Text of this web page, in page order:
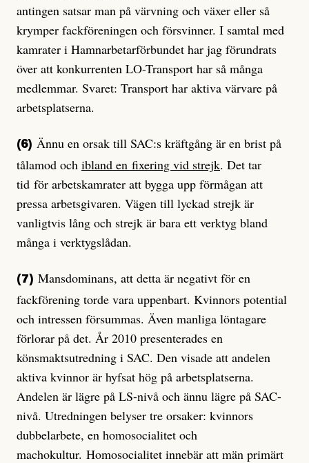
antingen satsar man på värvning och växer eller så
krymper fackföreningen och försvinner. I samtal med
kamrater i Hamnarbetarförbundet har jag förundrats
över att konkurrenten LO-Transport har så många
medlemmar. Svaret: Transport har aktiva värvare på
arbetsplatserna.
(6) Ännu en orsak till SAC:s kräftgång är en brist på
tålamod och ibland en fixering vid strejk. Det tar
tid för arbetskamrater att bygga upp förmågan att
pressa arbetsgivaren. Vägen till lyckad strejk är
vanligtvis lång och strejk är bara ett verktyg bland
många i verktygslådan.
(7) Mansdominans, att detta är negativt för en
fackförening torde vara uppenbart. Kvinnors potential
och intressen försummas. Även manliga löntagare
förlorar på det. År 2010 presenterades en
könsmaktsutredning i SAC. Den visade att andelen
aktiva kvinnor är hyfsat hög på arbetsplatserna.
Andelen är lägre på LS-nivå och ännu lägre på SAC-
nivå. Utredningen belyser tre orsaker: kvinnors
dubbelarbete, en homosocialitet och
machokultur. Homosocialitet innebär att män primärt